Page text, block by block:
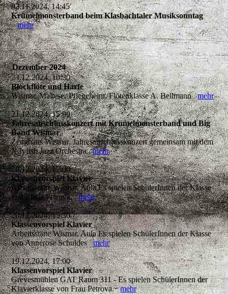
03.11.2024, 14:45
Krümelmonsterband beim Klasbachtaler Musiksonntag
mehr
Dezember 2024
23.12.2024, 10:30
Blockflöte und Harfe
Wismar, Malteser Pflegeheim, Flötenklasse A. Bellmannmehr
21.12.2024, 15:00
Jahresabschlusskonzert mit Krümelmonsterband und Big
Band Wismar
Zeughaus Wismar, Jahresabschlusskonzert gemeinsam mit dem
Jellyfish Jazz Orchestramehr
20.12.2024, 17:00
Klassenvorspiel Klavier
Arbeitsstätte Wismar, Aula Es spielen SchülerInnen der Klasse
von Elena Petrova.mehr
20.12.2024, 15:30
Klassenvorspiel Klavier
Arbeitsstätte Wismar, Aula Es spielen SchülerInnen der Klasse
von Annerose Schuldesmehr
19.12.2024, 17:00
Klassenvorspiel Klavier
Grevesmühlen GAT Raum 311 - Es spielen SchülerInnen der
Klavierklasse von Frau Petrova.mehr